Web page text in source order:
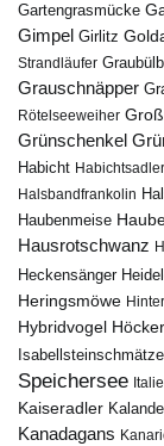
Gartengrasmücke
Gimpel Girlitz
Strandläufer
Grauschnäpper
Rötelseeweiher
Grünschenkel
Habicht Habichtsadler
Halsbandfrankolin
Haubenmeise
Hausrotschwanz
Heckensänger
Heringsmöwe
Hybridvogel
Speichersee
Kaiseradler
Kanadagans